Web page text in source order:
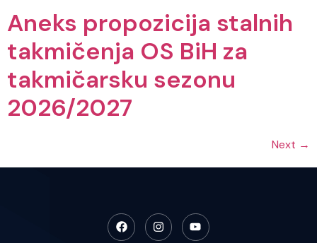
Aneks propozicija stalnih
takmičenja OS BiH za
takmičarsku sezonu
2026/2027
Next →